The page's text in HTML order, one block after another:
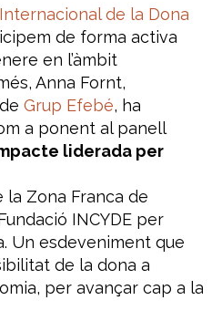
de la Dona
de forma activa
en l’àmbit
Anna Fornt,
Grup Efebé, ha
a ponent al panell
liderada per
la Zona Franca de
INCYDE per
Un esdeveniment que
de la dona a
per avançar cap a la